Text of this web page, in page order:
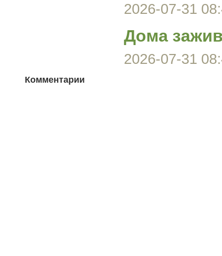
2026-07-31
Дома
2026-07-31
Комментарии